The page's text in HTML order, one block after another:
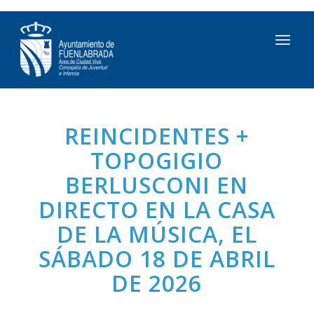
REINCIDENTES +
TOPOGIGIO
BERLUSCONI EN
DIRECTO EN LA CASA
DE LA MÚSICA, EL
SÁBADO 18 DE ABRIL
DE 2026